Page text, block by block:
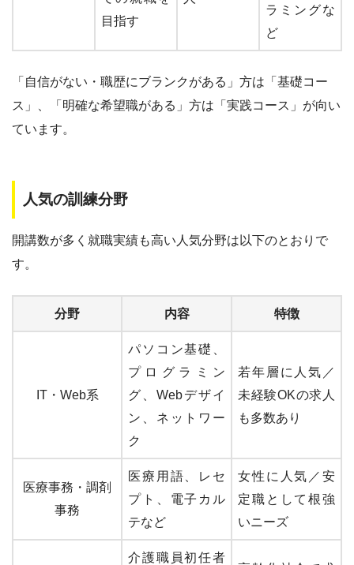
目指す
ラミングな
ど
「自信がない・職歴にブランクがある」方は「基礎コー
ス」、「明確な希望職がある」方は「実践コース」が向い
ています。
人気の訓練分野
開講数が多く就職実績も高い人気分野は以下のとおりで
す。
分野 内容 特徴
IT・Web系
パソコン基礎、
プログラミン
グ、Webデザイ
ン、ネットワー
ク
若年層に人気／
未経験OKの求人
も多数あり
医療事務・調剤
事務
医療用語、レセ
プト、電子カル
テなど
女性に人気／安
定職として根強
いニーズ
介護職員初任者